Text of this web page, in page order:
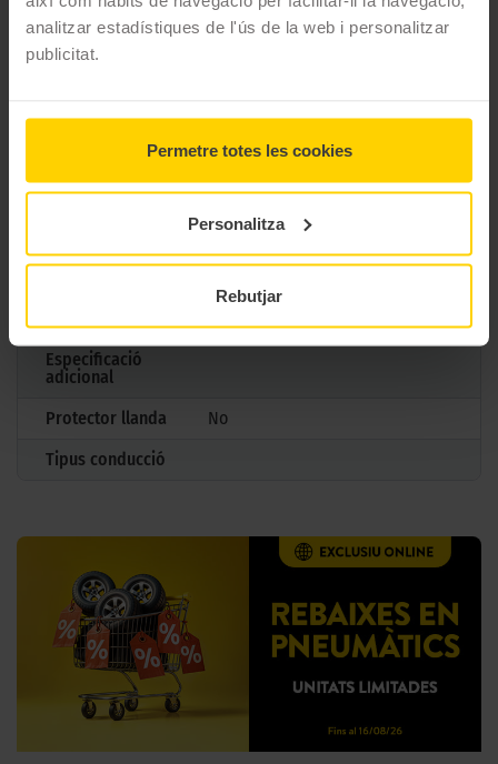
analitzar estadístiques de l'ús de la web i personalitzar
publicitat.
Permetre totes les cookies
Personalitza
Rebutjar
Model
WINTER 210 SOTTOZERO II
Si
3PMSF
Si
N0
Especificació
adicional
Protector llanda
No
Tipus conducció